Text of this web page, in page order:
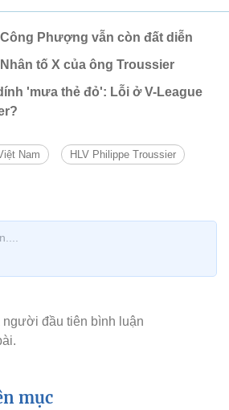
Phượng vẫn còn đất diễn
tố X của ông Troussier
'mưa thẻ đỏ': Lỗi ở V-League
Nam HLV Philippe Troussier
mục